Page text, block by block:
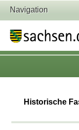
Navigation
Historische